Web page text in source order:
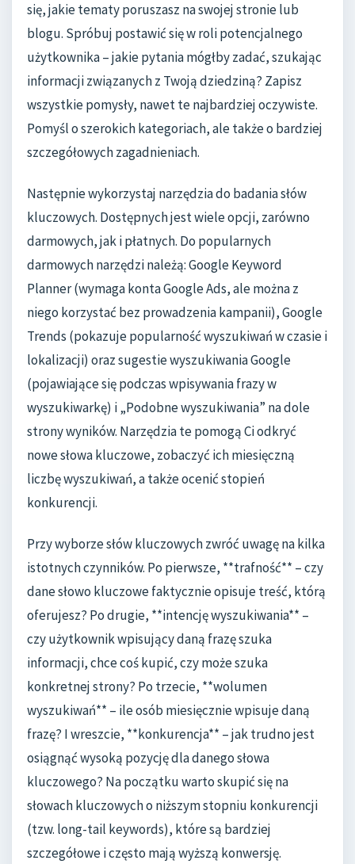
się, jakie tematy poruszasz na swojej stronie lub
blogu. Spróbuj postawić się w roli potencjalnego
użytkownika – jakie pytania mógłby zadać, szukając
informacji związanych z Twoją dziedziną? Zapisz
wszystkie pomysły, nawet te najbardziej oczywiste.
Pomyśl o szerokich kategoriach, ale także o bardziej
szczegółowych zagadnieniach.
Następnie wykorzystaj narzędzia do badania słów
kluczowych. Dostępnych jest wiele opcji, zarówno
darmowych, jak i płatnych. Do popularnych
darmowych narzędzi należą: Google Keyword
Planner (wymaga konta Google Ads, ale można z
niego korzystać bez prowadzenia kampanii), Google
Trends (pokazuje popularność wyszukiwań w czasie i
lokalizacji) oraz sugestie wyszukiwania Google
(pojawiające się podczas wpisywania frazy w
wyszukiwarkę) i „Podobne wyszukiwania” na dole
strony wyników. Narzędzia te pomogą Ci odkryć
nowe słowa kluczowe, zobaczyć ich miesięczną
liczbę wyszukiwań, a także ocenić stopień
konkurencji.
Przy wyborze słów kluczowych zwróć uwagę na kilka
istotnych czynników. Po pierwsze, **trafność** – czy
dane słowo kluczowe faktycznie opisuje treść, którą
oferujesz? Po drugie, **intencję wyszukiwania** –
czy użytkownik wpisujący daną frazę szuka
informacji, chce coś kupić, czy może szuka
konkretnej strony? Po trzecie, **wolumen
wyszukiwań** – ile osób miesięcznie wpisuje daną
frazę? I wreszcie, **konkurencja** – jak trudno jest
osiągnąć wysoką pozycję dla danego słowa
kluczowego? Na początku warto skupić się na
słowach kluczowych o niższym stopniu konkurencji
(tzw. long-tail keywords), które są bardziej
szczegółowe i często mają wyższą konwersję.